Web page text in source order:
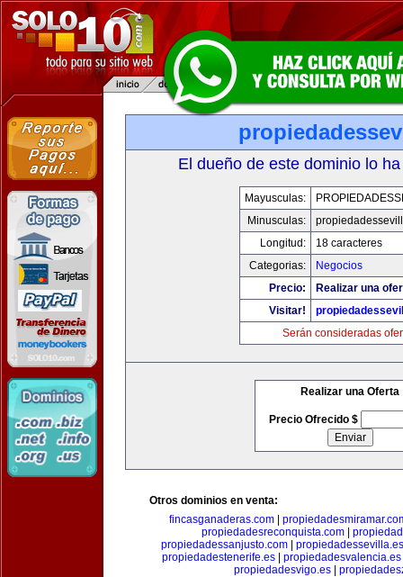
El dueño de este dominio lo
Mayusculas:
Minusculas:
Longitud:
18 caracteres
Categorias:
Negocios
Precio:
Realizar una
Visitar!
Serán consideradas
Realizar una Oferta
Precio Ofrecido $
Otros dominios en venta:
fincasganaderas.com
propiedadesreconquista.com
propiedadessanjusto.com| propiedadessevilla.es
propiedadestenerife.es| propiedadesvalencia.es
propiedadesvigo.es|